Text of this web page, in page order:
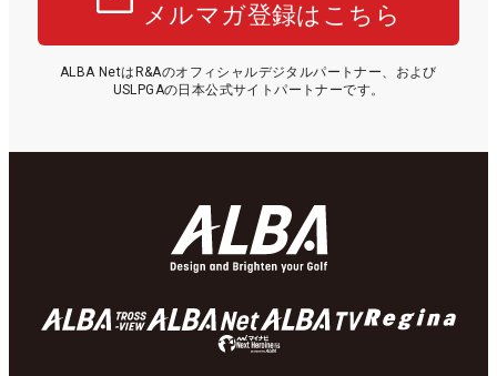
メルマガ登録はこちら
ALBA NetはR&Aのオフィシャルデジタルパートナー、および
USLPGAの日本公式サイトパートナーです。